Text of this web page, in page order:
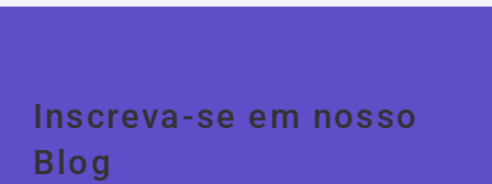
Inscreva-se em nosso
Blog